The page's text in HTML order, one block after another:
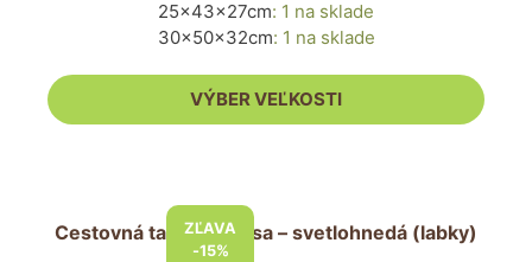
25x43x27cm: 1 na sklade
30x50x32cm: 1 na sklade
VÝBER VEĽKOSTI
vybrať
ZĽAVA
-15%
Cestovná taška pre psa – svetlohnedá (labky)